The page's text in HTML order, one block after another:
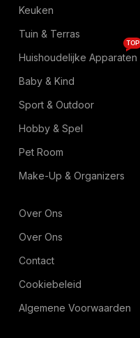
Keuken
Tuin & Terras
Huishoudelijke Apparaten
TOP
Baby & Kind
Sport & Outdoor
Hobby & Spel
Pet Room
Make-Up & Organizers
Over Ons
Over Ons
Contact
Cookiebeleid
Algemene Voorwaarden